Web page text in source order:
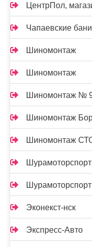
ЦентрПол,
Чапаевские
Шиномонтаж
Шиномонтаж
Шиномонтаж №
Шиномонтаж
Шиномонтаж
Шурамоторспорт
Шурамоторспорт
Эконекст-нск
Экспресс-Авто